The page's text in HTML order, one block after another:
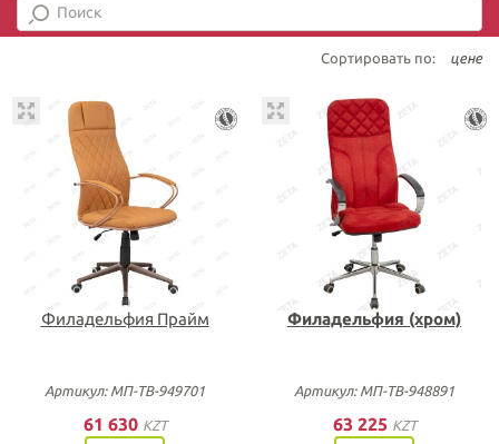
Сортировать по: цене
Филадельфия Прайм
Артикул: МП-ТВ-949701
61 630 KZT
Филадельфия (хром)
Артикул: МП-ТВ-948891
63 225 KZT